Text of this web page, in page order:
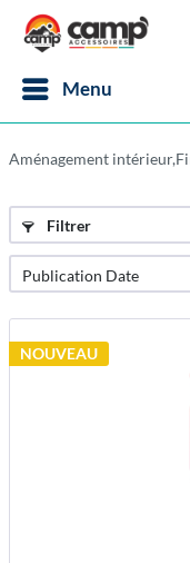
Menu
Aménagement
Filtrer
NOUVEAU